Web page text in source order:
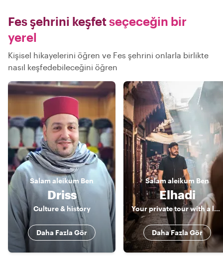
Fes şehrini keşfetseçeceğin bir
yerel
Kişisel hikayelerini öğren ve Fes şehrini onlarla birlikte
nasıl keşfedebileceğini öğren
Salam aleikum Ben
Driss
Culture & history
Daha Fazla Gör
Salam aleikum Ben
Elhadi
Your private tour with a local
Daha Fazla Gör